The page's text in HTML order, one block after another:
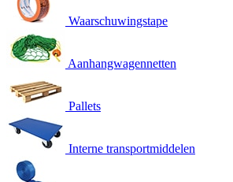
Waarschuwingstape
Aanhangwagennetten
Pallets
Interne transportmiddelen